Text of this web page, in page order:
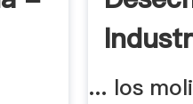
... los